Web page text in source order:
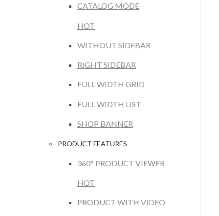
CATALOG MODE
HOT
WITHOUT SIDEBAR
RIGHT SIDEBAR
FULL WIDTH GRID
FULL WIDTH LIST
SHOP BANNER
PRODUCT FEATURES
360° PRODUCT VIEWER
HOT
PRODUCT WITH VIDEO